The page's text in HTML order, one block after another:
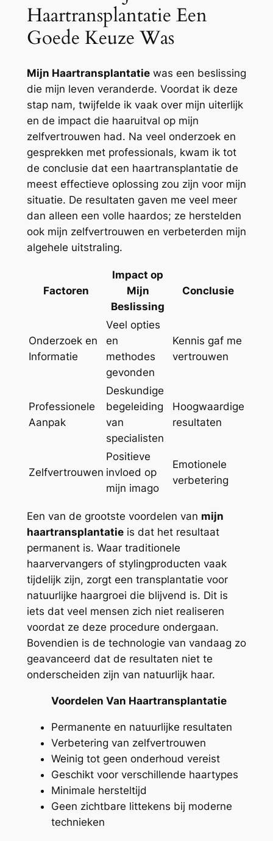
Haartransplantatie Een
Goede Keuze Was
Mijn Haartransplantatiewas een beslissing
die mijn leven veranderde. Voordat ik deze
stap nam, twijfelde ik vaak over mijn uiterlijk
en de impact die haaruitval op mijn
zelfvertrouwen had. Na veel onderzoek en
gesprekken met professionals, kwam ik tot
de conclusie dat een haartransplantatie de
meest effectieve oplossing zou zijn voor mijn
situatie. De resultaten gaven me veel meer
dan alleen een volle haardos; ze herstelden
ook mijn zelfvertrouwen en verbeterden mijn
algehele uitstraling.
Factoren
Impact op
Mijn
Beslissing
Conclusie
Onderzoek en
Informatie
Veel opties
en
methodes
gevonden
Kennis gaf me
vertrouwen
Professionele
Aanpak
Deskundige
begeleiding
van
specialisten
Hoogwaardige
resultaten
Zelfvertrouwen
Positieve
invloed op
mijn imago
Emotionele
verbetering
Een van de grootste voordelen van mijn
haartransplantatieis dat het resultaat
permanent is. Waar traditionele
haarvervangers of stylingproducten vaak
tijdelijk zijn, zorgt een transplantatie voor
natuurlijke haargroei die blijvend is. Dit is
iets dat veel mensen zich niet realiseren
voordat ze deze procedure ondergaan.
Bovendien is de technologie van vandaag zo
geavanceerd dat de resultaten niet te
onderscheiden zijn van natuurlijk haar.
Voordelen Van Haartransplantatie
Permanente en natuurlijke resultaten
Verbetering van zelfvertrouwen
Weinig tot geen onderhoud vereist
Geschikt voor verschillende haartypes
Minimale hersteltijd
Geen zichtbare littekens bij moderne
technieken